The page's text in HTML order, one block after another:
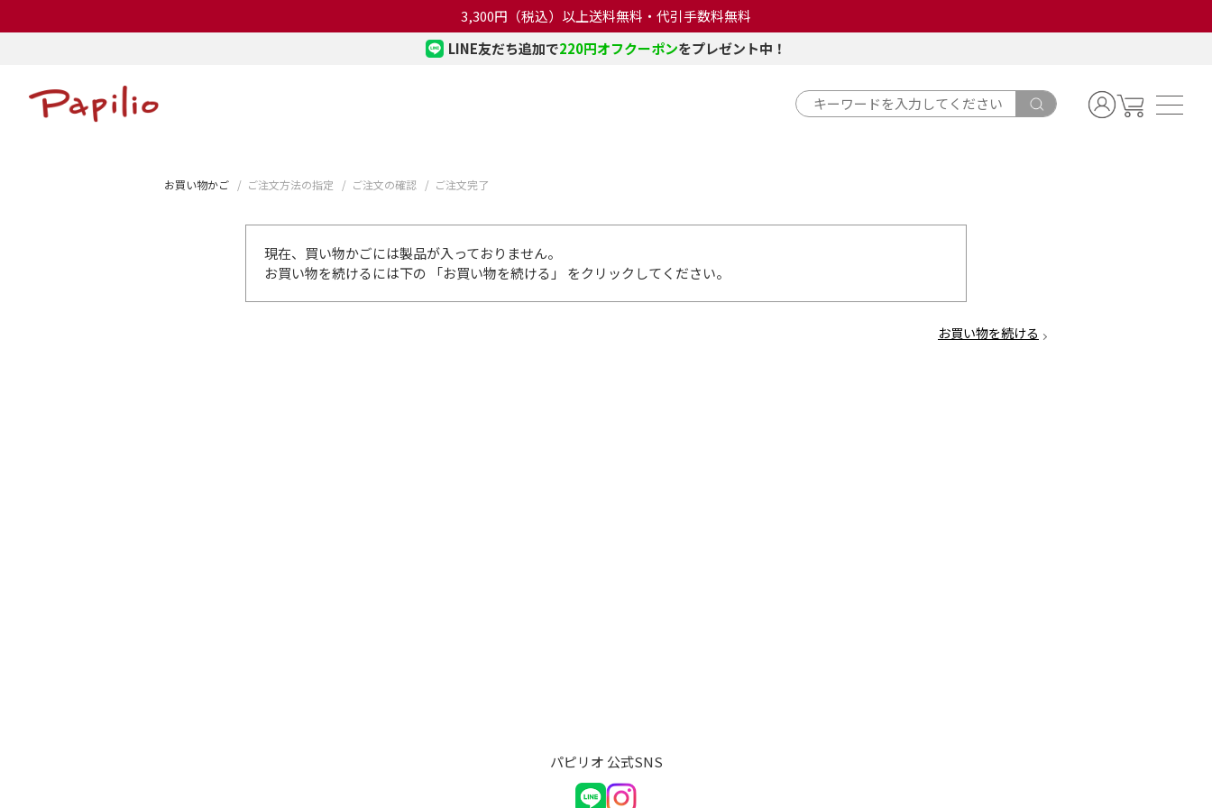
3,300円（税込）以上送料無料・代引手数料無料
LINE友だち追加で220円オフクーポンをプレゼント中！
お買い物かご ご注文方法の指定 ご注文の確認 ご注文完了
現在、買い物かごには製品が入っておりません。
お買い物を続けるには下の 「お買い物を続ける」 をクリックしてください。
パピリオ 公式SNS